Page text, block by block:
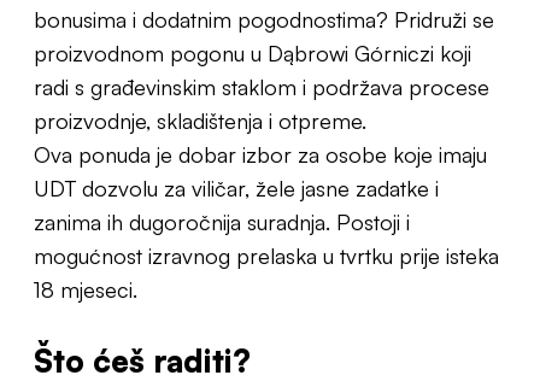
bonusima i dodatnim pogodnostima? Pridruži se
proizvodnom pogonu u Dąbrowi Górniczi koji
radi s građevinskim staklom i podržava procese
proizvodnje, skladištenja i otpreme.
Ova ponuda je dobar izbor za osobe koje imaju
UDT dozvolu za viličar, žele jasne zadatke i
zanima ih dugoročnija suradnja. Postoji i
mogućnost izravnog prelaska u tvrtku prije isteka
18 mjeseci.
Što ćeš raditi?